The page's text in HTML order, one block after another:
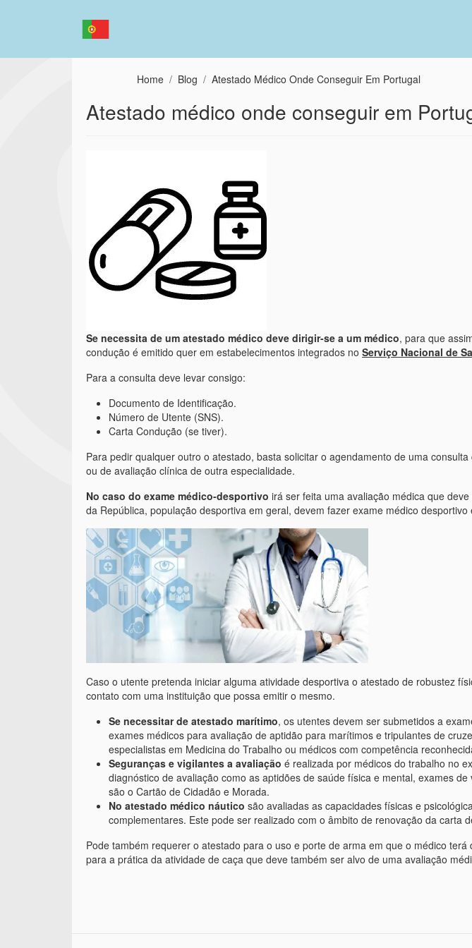
Home Blog Atestado Médico Onde Conseguir Em Portugal
Atestado médico onde conseguir em
Se necessita de um atestado médico deve dirigir-se a um médico, para que
condução é emitido quer em estabelecimentos integrados no Serviço Nacional de
Para a consulta deve levar consigo:
Documento de Identificação.
Número de Utente (SNS).
Carta Condução (se tiver).
Para pedir qualquer outro o atestado, basta solicitar o agendamento de uma
ou de avaliação clínica de outra especialidade.
No caso do exame médico-desportivo irá ser feita uma avaliação médica que
da República, população desportiva em geral, devem fazer exame médico
Caso o utente pretenda iniciar alguma atividade desportiva o atestado de robustez
contato com uma instituição que possa emitir o mesmo.
Se necessitar de atestado marítimo, os utentes devem ser submetidos a
exames médicos para avaliação de aptidão para marítimos e tripulantes de
especialistas em Medicina do Trabalho ou médicos com competência
Seguranças e vigilantes a avaliação é realizada por médicos do trabalho no
diagnóstico de avaliação como as aptidões de saúde física e mental, exames
são o Cartão de Cidadão e Morada.
No atestado médico náutico são avaliadas as capacidades físicas e
complementares. Este pode ser realizado com o âmbito de renovação da carta
Pode também requerer o atestado para o uso e porte de arma em que o médico
para a prática da atividade de caça que deve também ser alvo de uma avaliação